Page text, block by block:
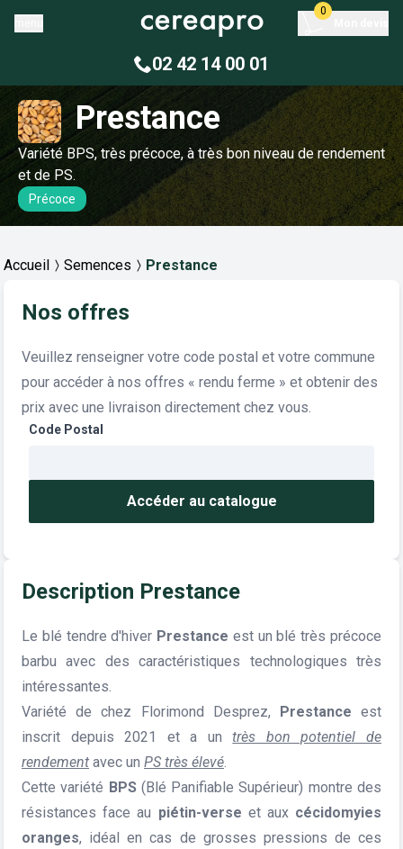
0
02 42 14 00 01
Prestance
Variété BPS, très précoce, à très bon niveau de rendement
et de PS.
Précoce
Accueil Semences Prestance
Nos offres
Veuillez renseigner votre code postal et votre commune
pour accéder à nos offres « rendu ferme » et obtenir des
prix avec une livraison directement chez vous.
Code Postal
Accéder au catalogue
Description Prestance
Le blé tendre d'hiver Prestance est un blé très précoce
barbu avec des caractéristiques technologiques très
intéressantes.
Variété de chez Florimond Desprez, Prestanceest
inscrit depuis 2021 et a untrès bon potentiel de
rendement avec un PS très élevé.
Cette variété BPS(Blé Panifiable Supérieur) montre des
résistances face au piétin-verse et aux cécidomyies
oranges, idéal en cas de grosses pressions de ces